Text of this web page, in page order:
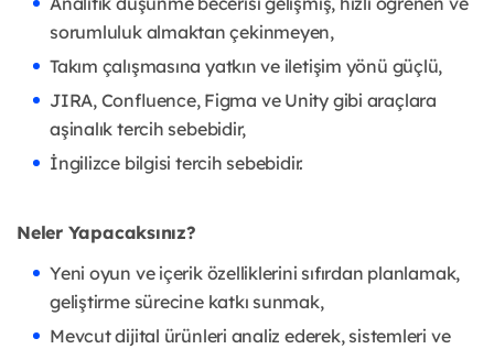
sorumluluk almaktan çekinmeyen,
Takım çalışmasına yatkın ve iletişim yönü güçlü,
JIRA, Confluence, Figma ve Unity gibi araçlara
aşinalık tercih sebebidir,
İngilizce bilgisi tercih sebebidir.
Neler Yapacaksınız?
Yeni oyun ve içerik özelliklerini sıfırdan planlamak,
geliştirme sürecine katkı sunmak,
Mevcut dijital ürünleri analiz ederek, sistemleri ve